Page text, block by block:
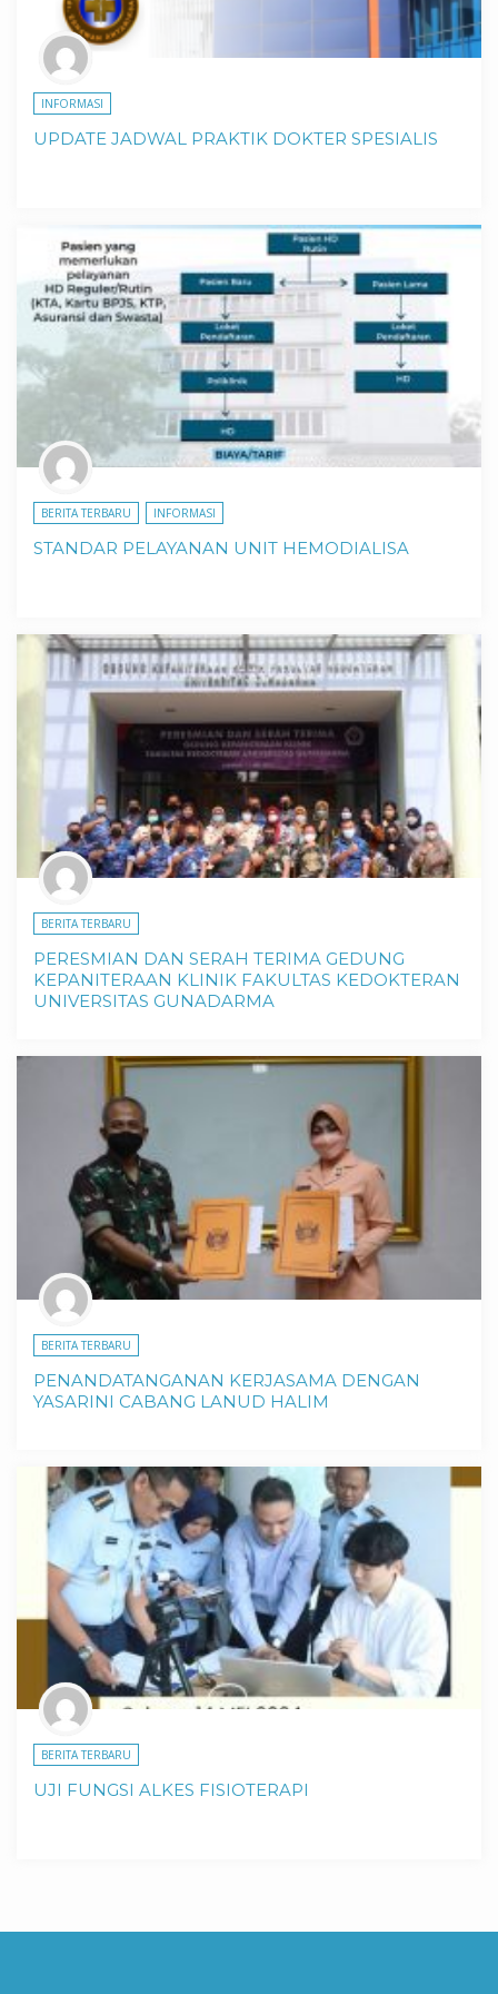
INFORMASI
UPDATE JADWAL PRAKTIK DOKTER SPESIALIS
BERITA TERBARU INFORMASI
STANDAR PELAYANAN UNIT HEMODIALISA
BERITA TERBARU
PERESMIAN DAN SERAH TERIMA GEDUNG
KEPANITERAAN KLINIK FAKULTAS KEDOKTERAN
UNIVERSITAS GUNADARMA
BERITA TERBARU
PENANDATANGANAN KERJASAMA DENGAN
YASARINI CABANG LANUD HALIM
BERITA TERBARU
UJI FUNGSI ALKES FISIOTERAPI